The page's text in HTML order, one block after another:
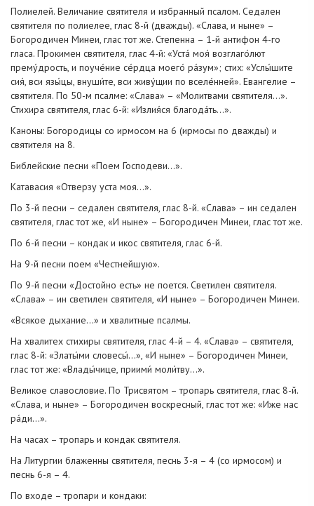
Полиелей. Величание святителя и избранный псалом. Седален
святителя по полиелее, глас 8-й (дважды). «Слава, и ныне» –
Богородичен Минеи, глас тот же. Степенна – 1-й антифон 4-го
гласа. Прокимен святителя, глас 4-й: «Уста́ моя́ возглаго́лют
прему́дрость, и поуче́ние се́рдца моего́ ра́зум»; стих: «Услы́шите
сия́, вси язы́цы, внуши́те, вси живу́щии по вселе́нней». Евангелие –
святителя. По 50-м псалме: «Слава» – «Молитвами святителя…».
Стихира святителя, глас 6-й: «Излия́ся благода́ть…».
Каноны: Богородицы со ирмосом на 6 (ирмосы по дважды) и
святителя на 8.
Библейские песни «Поем Господеви…».
Катавасия «Отверзу уста моя…».
По 3-й песни – седален святителя, глас 8-й. «Слава» – ин седален
святителя, глас тот же, «И ныне» – Богородичен Минеи, глас тот же.
По 6-й песни – кондак и икос святителя, глас 6-й.
На 9-й песни поем «Честнейшую».
По 9-й песни «Достойно есть» не поется. Светилен святителя.
«Слава» – ин светилен святителя, «И ныне» – Богородичен Минеи.
«Всякое дыхание…» и хвалитные псалмы.
На хвалитех стихиры святителя, глас 4-й – 4. «Слава» – святителя,
глас 8-й: «Златы́ми словесы́…», «И ныне» – Богородичен Минеи,
глас тот же: «Влады́чице, приими́ моли́тву…».
Великое славословие. По Трисвятом – тропарь святителя, глас 8-й.
«Слава, и ныне» – Богородичен воскресный, глас тот же: «Иже нас
ра́ди…».
На часах – тропарь и кондак святителя.
На Литургии блаженны святителя, песнь 3-я – 4 (со ирмосом) и
песнь 6-я – 4.
По входе – тропари и кондаки: